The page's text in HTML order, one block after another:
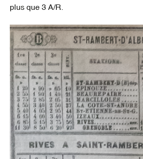
plus que 3 A/R.